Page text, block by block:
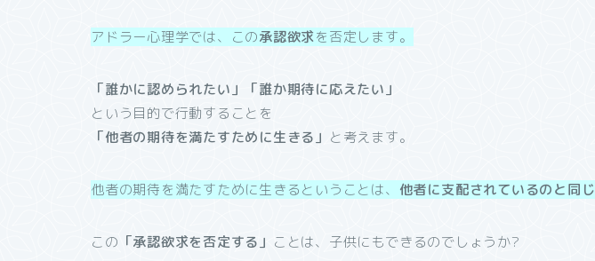
アドラー心理学では、この承認欲求を否定します。
「誰かに認められたい」「誰か期待に応えたい」
という目的で行動することを
「他者の期待を満たすために生きる」 と考えます。
他者の期待を満たすために生きるということは、 他者に支配されているのと同じ
この 「承認欲求を否定する」 ことは、子供にもできるのでしょうか?